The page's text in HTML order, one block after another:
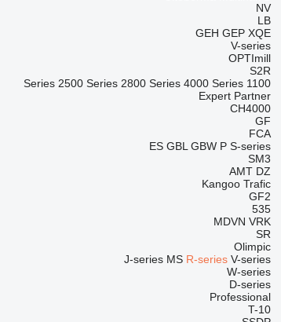
NV
LB
GEH GEP XQE
V-series
OPTImill
S2R
1100 Series
2500 Series 2800 Series 4000 Series
Expert Partner
CH4000
GF
FCA
ES GBL GBW P S-series
SM3
AMT DZ
Kangoo Trafic
GF2
535
MDVN VRK
SR
Olimpic
J-series MS R-series V-series
W-series
D-series
Professional
T-10